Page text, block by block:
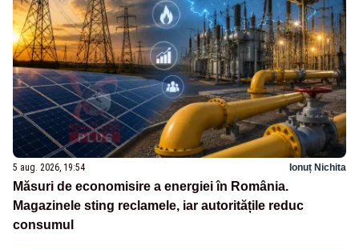
5 aug. 2026, 19:54 Ionuț Nichita
Măsuri de economisire a energiei în România.
Magazinele sting reclamele, iar autoritățile reduc
consumul